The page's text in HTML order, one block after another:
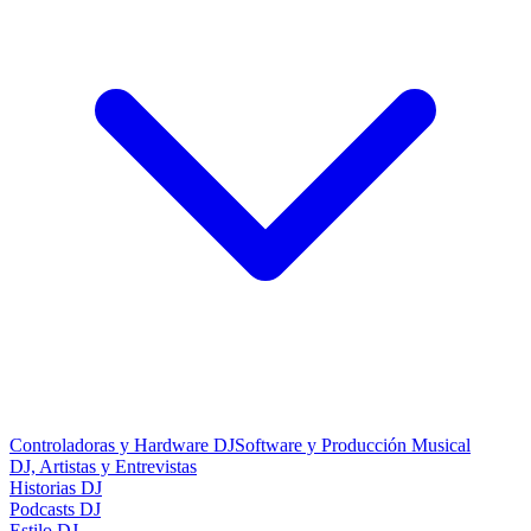
Controladoras y Hardware DJSoftware y Producción Musical
DJ, Artistas y Entrevistas
Historias DJ
Podcasts DJ